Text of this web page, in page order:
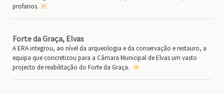
profanos.
Forte da Graça, Elvas
A ERA integrou, ao nível da arqueologia e da conservação e restauro, a
equipa que concretizou para a Câmara Municipal de Elvas um vasto
projecto de reabilitação do Forte da Graça.